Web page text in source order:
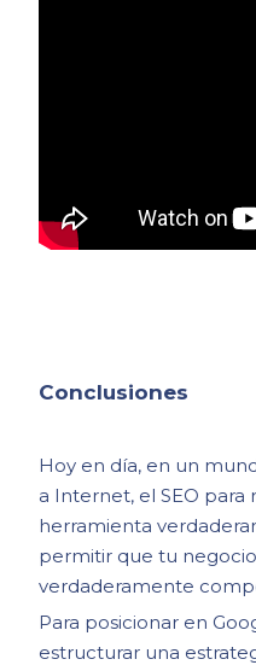
Conclusiones
Hoy en día, en un
a Internet, el SEO para
herramienta
permitir que tu
verdaderamente
Para posicionar en
estructurar una